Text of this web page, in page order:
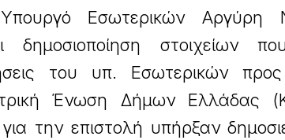
Εσωτερικών Αργύρη
δημοσιοποίηση στοιχείων
του υπ. Εσωτερικών
Ένωση Δήμων Ελλάδας
την επιστολή υπήρξαν